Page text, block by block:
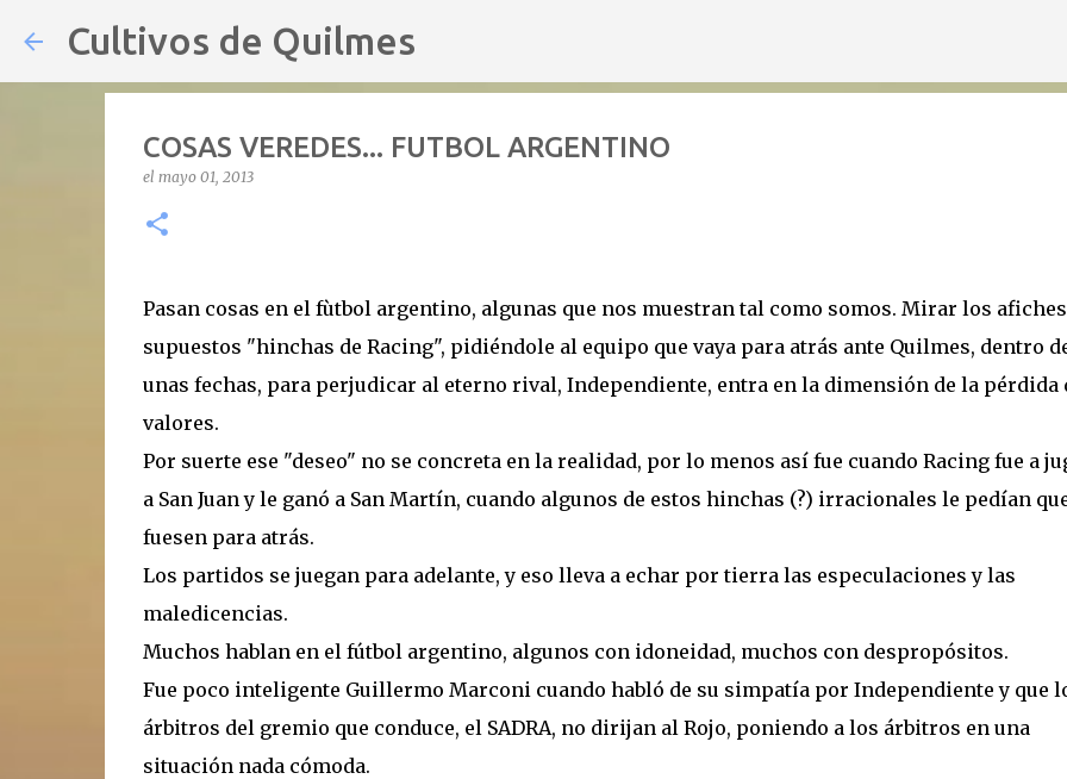
Cultivos de Quilmes
COSAS VEREDES... FUTBOL ARGENTINO
el mayo 01, 2013
Pasan cosas en el fùtbol argentino, algunas que nos muestran tal como somos. Mirar los
supuestos "hinchas de Racing", pidiéndole al equipo que vaya para atrás ante Quilmes, dentro
unas fechas, para perjudicar al eterno rival, Independiente, entra en la dimensión de la pérdida
valores.
Por suerte ese "deseo" no se concreta en la realidad, por lo menos así fue cuando Racing fue a
a San Juan y le ganó a San Martín, cuando algunos de estos hinchas (?) irracionales le pedían
fuesen para atrás.
Los partidos se juegan para adelante, y eso lleva a echar por tierra las especulaciones y las
maledicencias.
Muchos hablan en el fútbol argentino, algunos con idoneidad, muchos con despropósitos.
Fue poco inteligente Guillermo Marconi cuando habló de su simpatía por Independiente y que
árbitros del gremio que conduce, el SADRA, no dirijan al Rojo, poniendo a los árbitros en una
situación nada cómoda.